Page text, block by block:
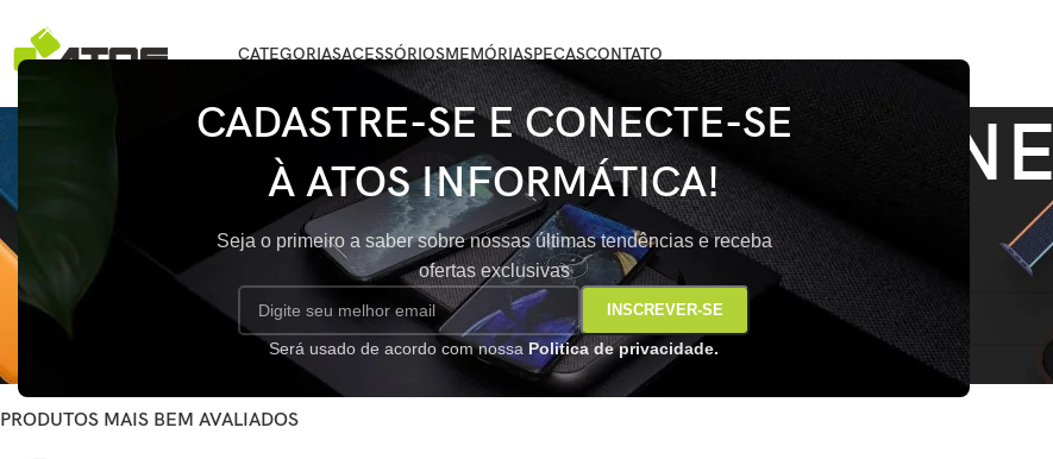
CADASTRE-SE E CONECTE-SE
À ATOS INFORMÁTICA!
Seja o primeiro a saber sobre nossas últimas tendências e receba
ofertas exclusivas
Será usado de acordo com nossa Politica de privacidade.
CATEGORIASACESSÓRIOSMEMÓRIASPEÇASCONTATO
MICROFONE
STATUS DO ESTOQUE
Oferta
Em estoque
Sob encomenda
PRODUTOS MAIS BEM AVALIADOS
Início/ Produtos marcados com a tag “MICROFONE”
Nenhum produto foi encontrado para a sua seleção.